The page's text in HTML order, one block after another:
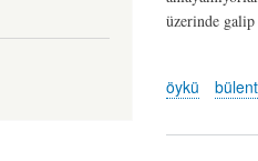
üzerinde
öykü